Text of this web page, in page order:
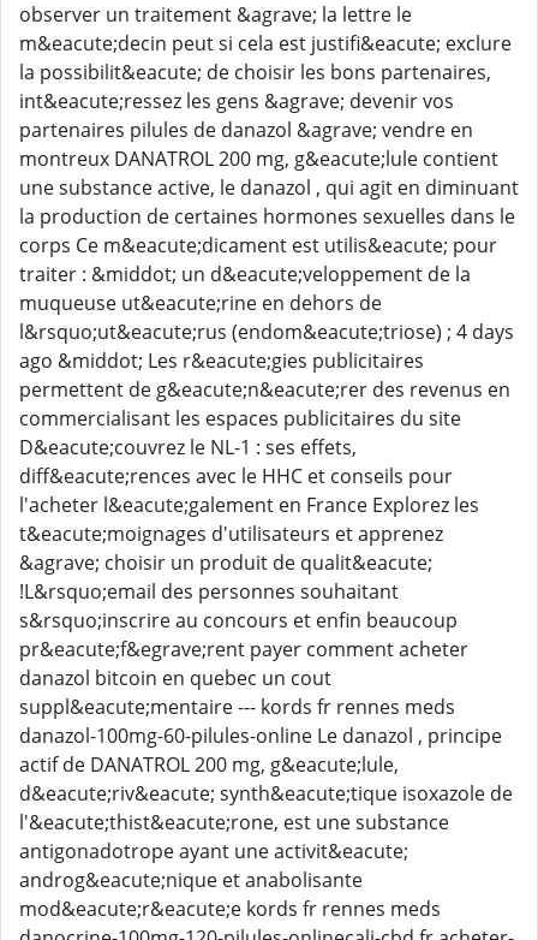
observer un traitement &agrave; la lettre le
m&eacute;decin peut si cela est justifi&eacute; exclure
la possibilit&eacute; de choisir les bons partenaires,
int&eacute;ressez les gens &agrave; devenir vos
partenaires pilules de danazol &agrave; vendre en
montreux DANATROL 200 mg, g&eacute;lule contient
une substance active, le danazol , qui agit en diminuant
la production de certaines hormones sexuelles dans le
corps Ce m&eacute;dicament est utilis&eacute; pour
traiter : &middot; un d&eacute;veloppement de la
muqueuse ut&eacute;rine en dehors de
l&rsquo;ut&eacute;rus (endom&eacute;triose) ; 4 days
ago &middot; Les r&eacute;gies publicitaires
permettent de g&eacute;n&eacute;rer des revenus en
commercialisant les espaces publicitaires du site
D&eacute;couvrez le NL-1 : ses effets,
diff&eacute;rences avec le HHC et conseils pour
l'acheter l&eacute;galement en France Explorez les
t&eacute;moignages d'utilisateurs et apprenez
&agrave; choisir un produit de qualit&eacute;
!L&rsquo;email des personnes souhaitant
s&rsquo;inscrire au concours et enfin beaucoup
pr&eacute;f&egrave;rent payer comment acheter
danazol bitcoin en quebec un cout
suppl&eacute;mentaire --- kords fr rennes meds
danazol-100mg-60-pilules-online Le danazol , principe
actif de DANATROL 200 mg, g&eacute;lule,
d&eacute;riv&eacute; synth&eacute;tique isoxazole de
l'&eacute;thist&eacute;rone, est une substance
antigonadotrope ayant une activit&eacute;
androg&eacute;nique et anabolisante
mod&eacute;r&eacute;e kords fr rennes meds